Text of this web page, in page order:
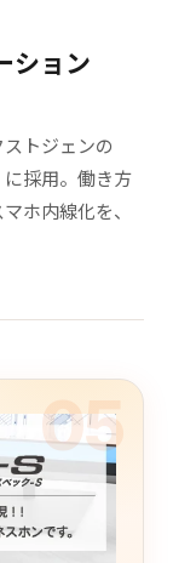
ション
トジェンの
に採用。働き方
ホ内線化を、
05